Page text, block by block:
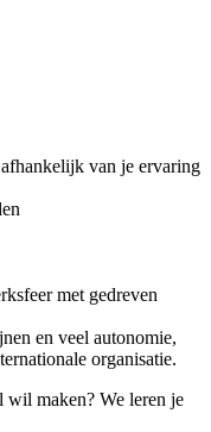
van je ervaring
met gedreven
en veel autonomie,
organisatie.
maken? We leren je